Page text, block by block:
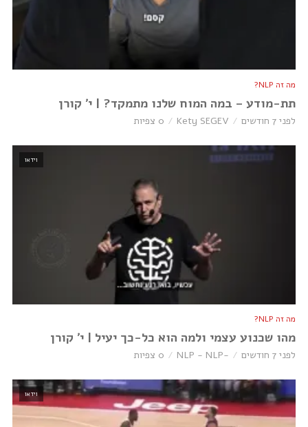
מה זה NLP?
תת-מודע – במה המוח שלנו מתמקד? | י׳ קורן
לפני 7 חודשים Kety SEGEV 0 צפיות
וידאו
מה זה NLP?
מהו שכנוע עצמי ולמה הוא כל-כך יעיל | י׳ קורן
לפני 7 חודשים -NLP - NLP 0 צפיות
וידאו